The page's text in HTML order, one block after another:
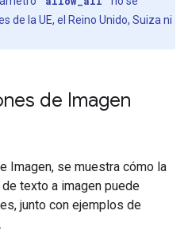
de la UE, el Reino Unido, Suiza ni
de Imagen
Imagen, se muestra cómo la
texto a imagen puede
junto con ejemplos de